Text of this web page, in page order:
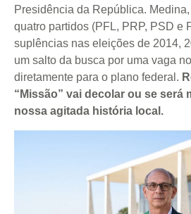
Presidência da República.
quatro partidos (PFL, PRP, PSD e
suplências nas eleições de 2014,
um salto da busca por uma vaga
diretamente para o plano federal.
“Missão” vai decolar ou se será
nossa agitada história local.